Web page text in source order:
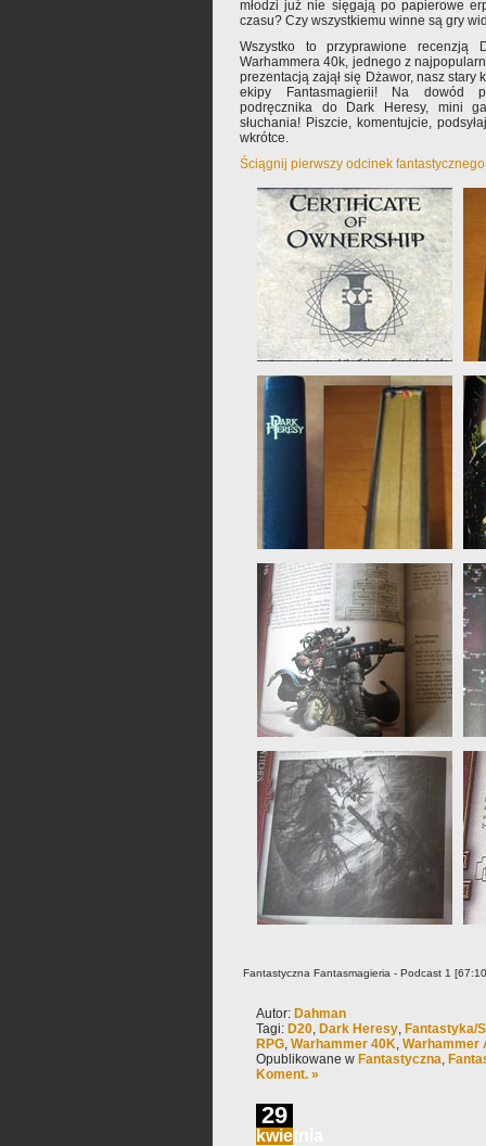
młodzi już nie sięgają po papierowe
czasu? Czy wszystkiemu winne są gry
Wszystko to przyprawione recenzją
Warhammera 40k, jednego z
prezentacją zajął się Dżawor, nasz stary
ekipy Fantasmagierii! Na dowód
podręcznika do Dark Heresy, mini
słuchania! Piszcie, komentujcie,
wkrótce.
Ściągnij pierwszy odcinek
Fantastyczna Fantasmagieria - Podcast 1
Autor: Dahman
Tagi: D20, Dark Heresy, Fantastyka/
RPG, Warhammer 40K, Warhammer
Opublikowane w Fantastyczna,
Koment. »
29
kwietnia